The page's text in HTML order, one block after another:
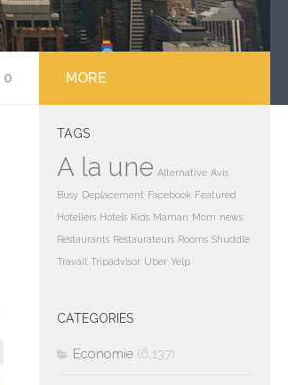
0 MORE
TAGS
A la une Alternative Avis
Busy Deplacement Facebook Featured
Hoteliers Hotels Kids Maman Mom news
Restaurants Restaurateurs Rooms Shuddle
Travail Tripadvisor Uber Yelp
CATEGORIES
Economie (6,137)